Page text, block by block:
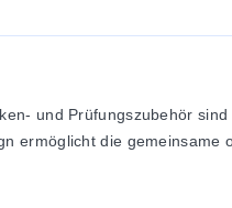
und Prüfungszubehör
ermöglicht die gemeinsame